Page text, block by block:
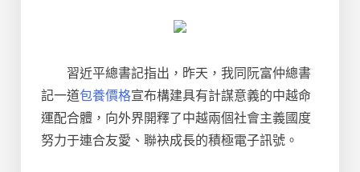
習近平總書記指出，昨天，我同阮富仲總書
記一道包養價格宣布構建具有計謀意義的中越命
運配合體，向外界開釋了中越兩個社會主義國度
努力于連合友愛、聯袂成長的積極電子訊號。